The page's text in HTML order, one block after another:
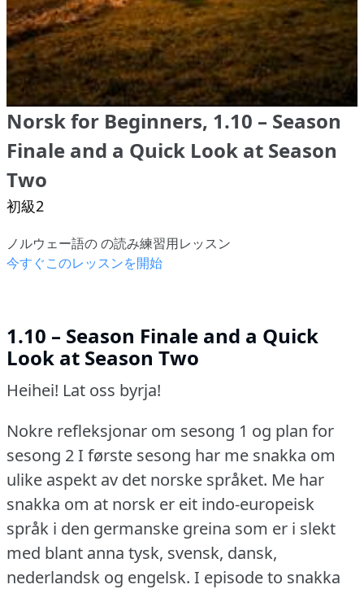
Norsk for Beginners, 1.10 – Season
Finale and a Quick Look at Season
Two
初級2
ノルウェー語の の読み練習用レッスン
今すぐこのレッスンを開始
1.10 – Season Finale and a Quick
Look at Season Two
Heihei! Lat oss byrja!
Nokre refleksjonar om sesong 1 og plan for
sesong 2 I første sesong har me snakka om
ulike aspekt av det norske språket. Me har
snakka om at norsk er eit indo-europeisk
språk i den germanske greina som er i slekt
med blant anna tysk, svensk, dansk,
nederlandsk og engelsk. I episode to snakka